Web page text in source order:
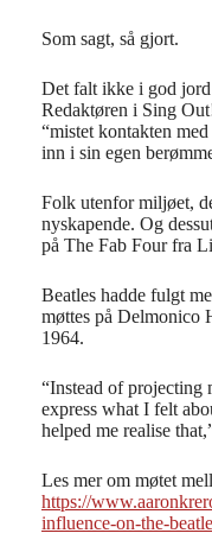
Som sagt, så gjort.
Det falt ikke i god
Redaktøren i Sing
“mistet kontakten
inn i sin egen
Folk utenfor miljøet,
nyskapende. Og
på The Fab Four fra
Beatles hadde fulgt
møttes på Delmonico
1964.
“Instead of
express what I felt
helped me realise
Les mer om møtet
https://
influence-on-the-